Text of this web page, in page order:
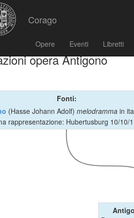
Corago
Opere Eventi Libretti
opera Antigono
Fonti:
(Hasse Johann Adolf) melodramma in
rappresentazione: Hubertusburg 10/10/